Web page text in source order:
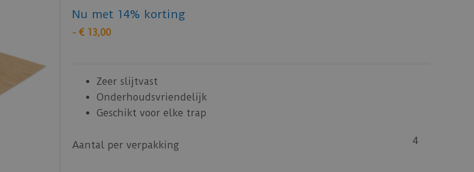
Nu met 14% korting
- € 13,00
Zeer slijtvast
Onderhoudsvriendelijk
Geschikt voor elke trap
Aantal per verpakking 4